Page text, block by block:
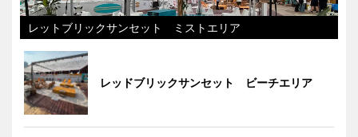
レットブリックサンセット ミストエリア
レッドブリックサンセット ビーチエリア